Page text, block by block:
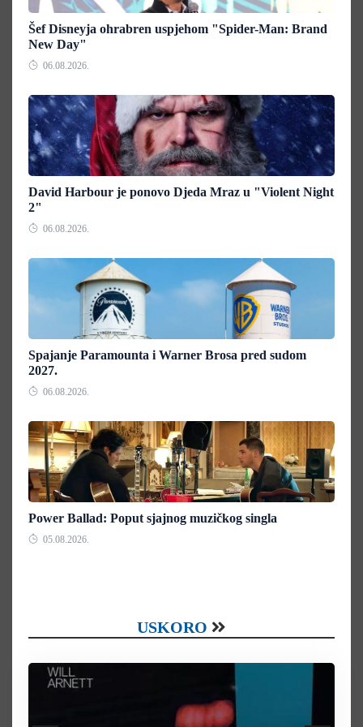
Šef Disneyja ohrabren uspjehom "Spider-Man: Brand
New Day"
06.08.2026.
David Harbour je ponovo Djeda Mraz u "Violent Night
2"
06.08.2026.
Spajanje Paramounta i Warner Brosa pred sudom
2027.
06.08.2026.
Power Ballad: Poput sjajnog muzičkog singla
05.08.2026.
USKORO